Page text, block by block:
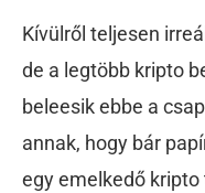
Kívülről teljesen
de a legtöbb kripto
beleesik ebbe a
annak, hogy bár
egy emelkedő